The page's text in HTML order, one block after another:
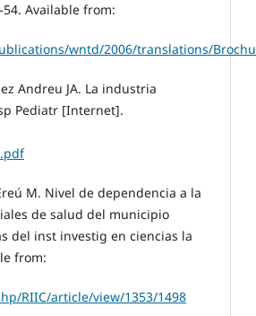
Available from:
wntd/2006/translations/
Andreu JA. La industria
Pediatr [Internet].
M. Nivel de dependencia a la
de salud del municipio
del inst investig en ciencias la
from:
RIIC/article/view/1353/1498